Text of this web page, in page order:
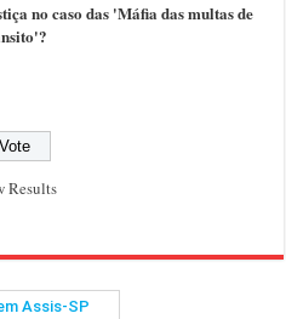
no caso das 'Máfia das multas de
Results